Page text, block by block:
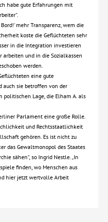
habe gute Erfahrungen mit
mehr Transparenz, wem die
koste die Geflüchteten sehr
in die Integration investieren
arbeiten und in die Sozialkassen
werden.
eine gute
auch sie betroffen von der
politischen Lage, die Elham A. als
Parlament eine große Rolle.
und Rechtsstaatlichkeit
gehören. Es ist nicht zu
das Gewaltmonopol des Staates
sähen“, so Ingrid Nestle. „In
finden, wo Menschen aus
hier jetzt wertvolle Arbeit